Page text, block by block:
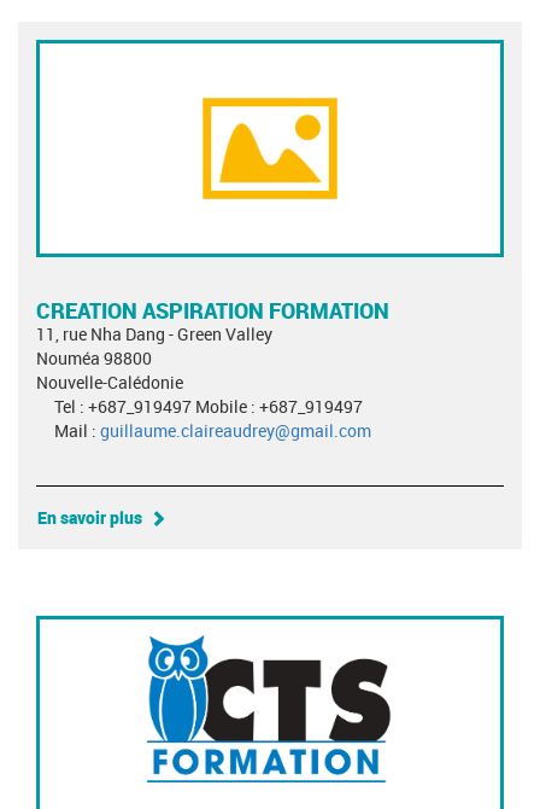
CREATION ASPIRATION FORMATION
11, rue Nha Dang - Green Valley
Nouméa 98800
Nouvelle-Calédonie
Tel : +687_919497 Mobile : +687_919497
Mail : guillaume.claireaudrey@gmail.com
En savoir plus